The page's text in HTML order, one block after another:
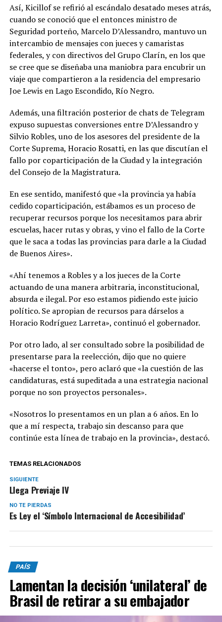
Así, Kicillof se refirió al escándalo desatado meses atrás,
cuando se conoció que el entonces ministro de
Seguridad porteño, Marcelo D’Alessandro, mantuvo un
intercambio de mensajes con jueces y camaristas
federales, y con directivos del Grupo Clarín, en los que
se cree que se diseñaba una maniobra para encubrir un
viaje que compartieron a la residencia del empresario
Joe Lewis en Lago Escondido, Río Negro.
Además, una filtración posterior de chats de Telegram
expuso supuestas conversiones entre D’Alessandro y
Silvio Robles, uno de los asesores del presidente de la
Corte Suprema, Horacio Rosatti, en las que discutían el
fallo por coparticipación de la Ciudad y la integración
del Consejo de la Magistratura.
En ese sentido, manifestó que «la provincia ya había
cedido coparticipación, estábamos es un proceso de
recuperar recursos porque los necesitamos para abrir
escuelas, hacer rutas y obras, y vino el fallo de la Corte
que le saca a todas las provincias para darle a la Ciudad
de Buenos Aires».
«Ahí tenemos a Robles y a los jueces de la Corte
actuando de una manera arbitraria, inconstitucional,
absurda e ilegal. Por eso estamos pidiendo este juicio
político. Se apropian de recursos para dárselos a
Horacio Rodríguez Larreta», continuó el gobernador.
Por otro lado, al ser consultado sobre la posibilidad de
presentarse para la reelección, dijo que no quiere
«hacerse el tonto», pero aclaró que «la cuestión de las
candidaturas, está supeditada a una estrategia nacional
porque no son proyectos personales».
«Nosotros lo presentamos en un plan a 6 años. En lo
que a mí respecta, trabajo sin descanso para que
continúe esta línea de trabajo en la provincia», destacó.
TEMAS RELACIONADOS
SIGUIENTE
Llega Previaje IV
NO TE PIERDAS
Es Ley el ‘Símbolo Internacional de Accesibilidad’
PAÍS
Lamentan la decisión ‘unilateral’ de
Brasil de retirar a su embajador